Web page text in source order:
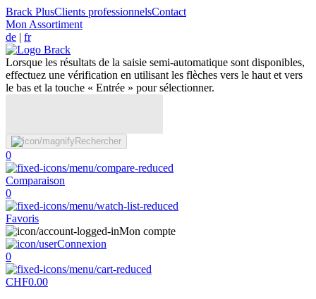
Brack PlusClients professionnelsContact
Mon Assortiment
de | fr
Lorsque les résultats de la saisie semi-automatique sont disponibles,
effectuez une vérification en utilisant les flèches vers le haut et vers
le bas et la touche « Entrée » pour sélectionner.
Rechercher
0
Comparaison
0
Favoris
Mon compte
Connexion
0
CHF0.00